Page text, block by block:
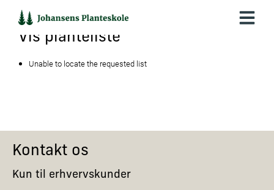
indholdet
Vis planteliste
Unable to locate the requested list
Kontakt os
Kun til erhvervskunder